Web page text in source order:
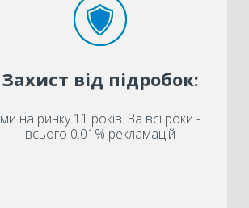
Захист від підробок:
ми на ринку 11 років. За всі роки -
всього 0.01% рекламацій